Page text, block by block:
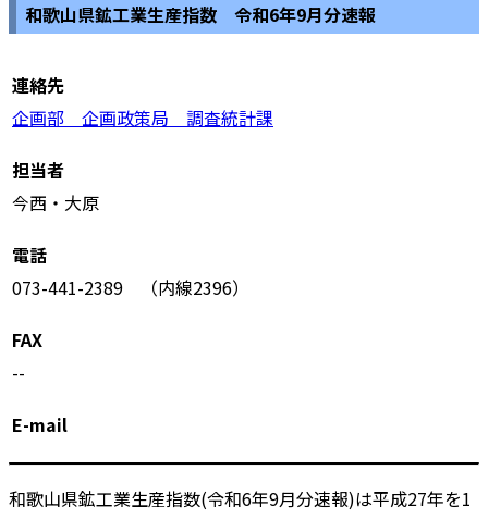
和歌山県鉱工業生産指数 令和6年9月分速報
連絡先
企画部 企画政策局 調査統計課
担当者
今西・大原
電話
073-441-2389 （内線2396）
FAX
--
E-mail
和歌山県鉱工業生産指数(令和6年9月分速報)は平成27年を1